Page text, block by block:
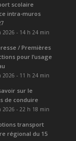
scolaire
intra-muros
2026 - 14 h 24 min
/ Premières
pour l’usage
2026 - 11 h 24 min
sur le
de conduire
2026 - 22 h 18 min
transport
régional du 15